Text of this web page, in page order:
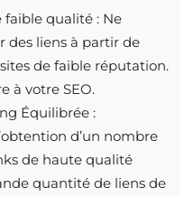
faible qualité : Ne
des liens à partir de
de faible réputation.
à votre SEO.
Équilibrée :
d’un nombre
de haute qualité
quantité de liens de